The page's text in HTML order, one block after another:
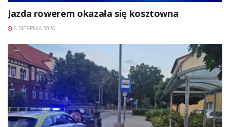
Jazda rowerem okazała się kosztowna
6 SIERPNIA 2026